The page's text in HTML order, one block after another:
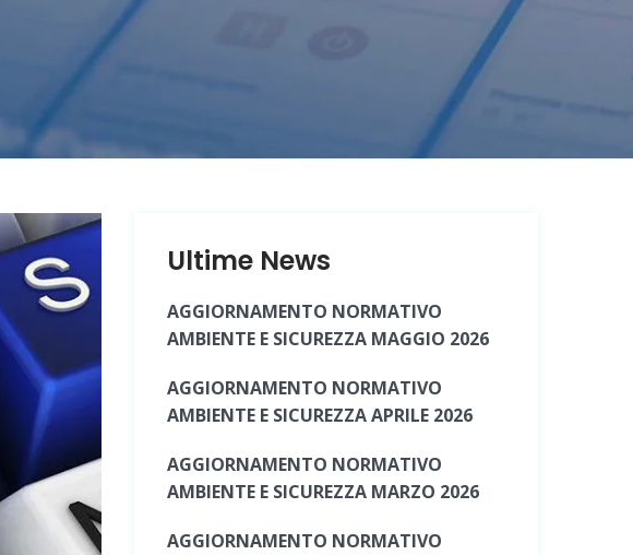
Ultime News
AGGIORNAMENTO NORMATIVO
AMBIENTE E SICUREZZA MAGGIO 2026
AGGIORNAMENTO NORMATIVO
AMBIENTE E SICUREZZA APRILE 2026
AGGIORNAMENTO NORMATIVO
AMBIENTE E SICUREZZA MARZO 2026
AGGIORNAMENTO NORMATIVO